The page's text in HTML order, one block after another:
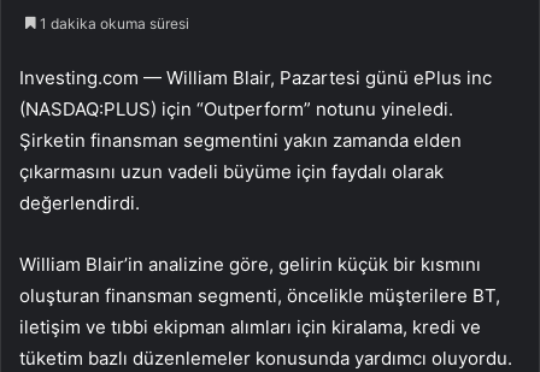
1 dakika okuma süresi
Investing.com — William Blair, Pazartesi günü ePlus inc
(NASDAQ:PLUS) için “Outperform” notunu yineledi.
Şirketin finansman segmentini yakın zamanda elden
çıkarmasını uzun vadeli büyüme için faydalı olarak
değerlendirdi.
William Blair’in analizine göre, gelirin küçük bir kısmını
oluşturan finansman segmenti, öncelikle müşterilere BT,
iletişim ve tıbbi ekipman alımları için kiralama, kredi ve
tüketim bazlı düzenlemeler konusunda yardımcı oluyordu.